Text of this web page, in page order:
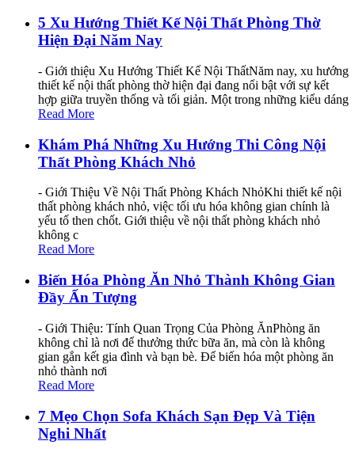
5 Xu Hướng Thiết Kế Nội Thất Phòng Thờ
Hiện Đại Năm Nay
- Giới thiệu Xu Hướng Thiết Kế Nội ThấtNăm nay, xu hướng
thiết kế nội thất phòng thờ hiện đại đang nổi bật với sự kết
hợp giữa truyền thống và tối giản. Một trong những kiểu dáng
Read More
Khám Phá Những Xu Hướng Thi Công Nội
Thất Phòng Khách Nhỏ
- Giới Thiệu Về Nội Thất Phòng Khách NhỏKhi thiết kế nội
thất phòng khách nhỏ, việc tối ưu hóa không gian chính là
yếu tố then chốt. Giới thiệu về nội thất phòng khách nhỏ
không c
Read More
Biến Hóa Phòng Ăn Nhỏ Thành Không Gian
Đầy Ấn Tượng
- Giới Thiệu: Tính Quan Trọng Của Phòng ĂnPhòng ăn
không chỉ là nơi để thưởng thức bữa ăn, mà còn là không
gian gắn kết gia đình và bạn bè. Để biến hóa một phòng ăn
nhỏ thành nơi
Read More
7 Mẹo Chọn Sofa Khách Sạn Đẹp Và Tiện
Nghi Nhất